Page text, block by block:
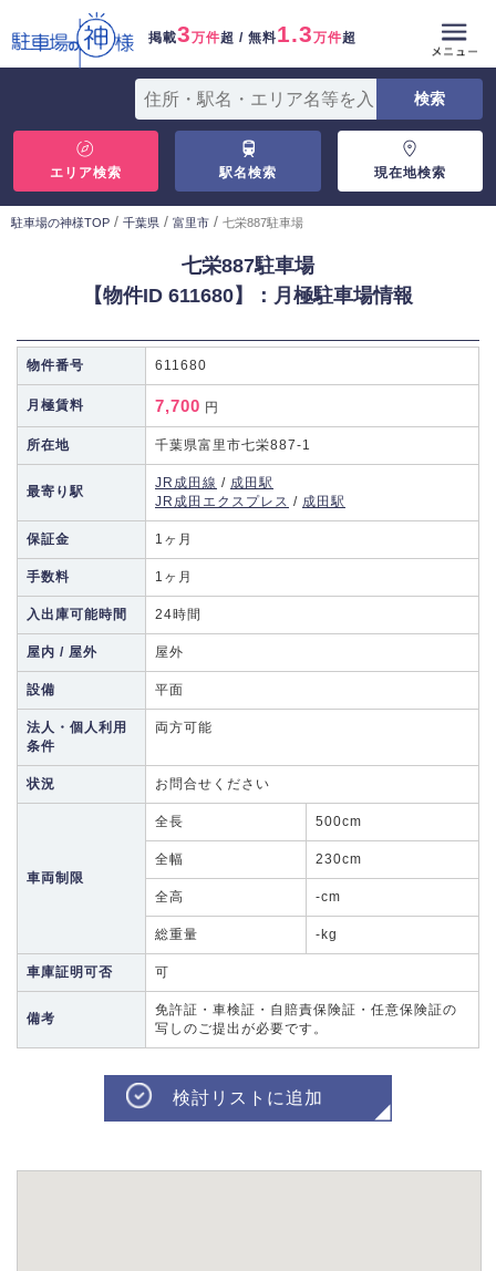
掲載3万件超 / 無料1.3万件超
エリア検索 駅名検索 現在地検索
駐車場の神様TOP / 千葉県 / 富里市 / 七栄887駐車場
七栄887駐車場
【物件ID 611680】：月極駐車場情報
物件番号 611680
月極賃料 7,700 円
所在地 千葉県富里市七栄887-1
最寄り駅
JR成田線 / 成田駅
JR成田エクスプレス / 成田駅
保証金 1ヶ月
手数料 1ヶ月
入出庫可能時間 24時間
屋内 / 屋外 屋外
設備 平面
法人・個人利用
条件
両方可能
状況 お問合せください
車両制限
全長 500cm
全幅 230cm
全高 -cm
総重量 -kg
車庫証明可否 可
備考
免許証・車検証・自賠責保険証・任意保険証の
写しのご提出が必要です。
検討リストに追加